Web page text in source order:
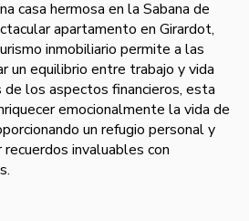
casa hermosa en la Sabana de
apartamento en Girardot,
inmobiliario permite a las
un equilibrio entre trabajo y vida
los aspectos financieros, esta
emocionalmente la vida de
un refugio personal y
recuerdos invaluables con